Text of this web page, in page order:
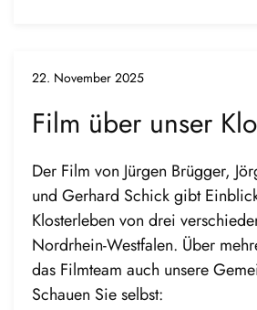
22. November 2025
Film über unser
Der Film von Jürgen Brügger,
und Gerhard Schick gibt
Klosterleben von drei
Nordrhein-Westfalen. Über
das Filmteam auch unsere
Schauen Sie selbst: